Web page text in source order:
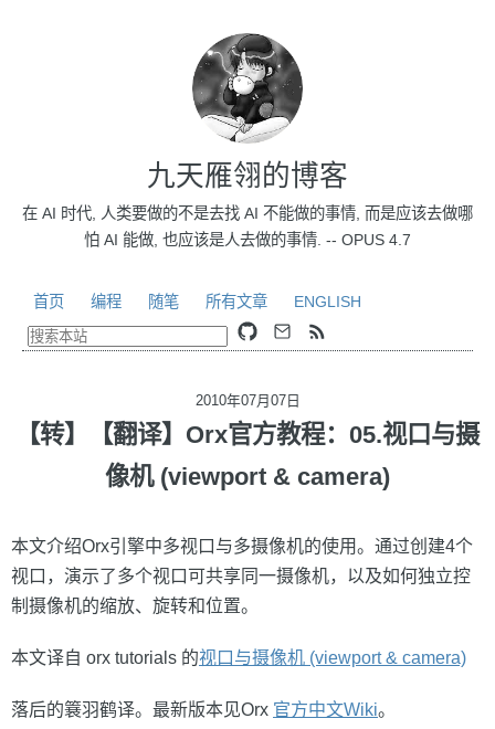
九天雁翎的博客
在 AI 时代, 人类要做的不是去找 AI 不能做的事情, 而是应该去做哪
怕 AI 能做, 也应该是人去做的事情. -- OPUS 4.7
首页 编程 随笔 所有文章 ENGLISH
2010年07月07日
【转】【翻译】Orx官方教程：05.视口与摄
像机 (viewport & camera)
本文介绍Orx引擎中多视口与多摄像机的使用。通过创建4个
视口，演示了多个视口可共享同一摄像机，以及如何独立控
制摄像机的缩放、旋转和位置。
本文译自 orx tutorials 的视口与摄像机 (viewport & camera)
落后的簔羽鹤译。最新版本见Orx 官方中文Wiki。